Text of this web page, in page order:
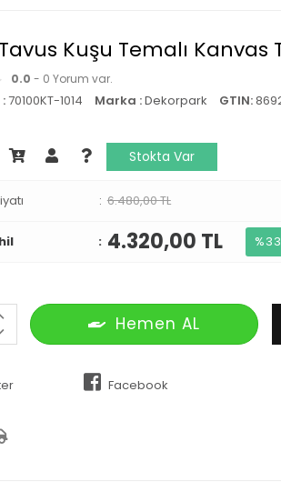
Kuşu Temalı Kanvas
0.0 - 0 Yorum var.
70100KT-1014 Marka :Dekorpark GTIN:
Stokta Var
6.480,00 TL
4.320,00 TL
Hemen AL
Facebook